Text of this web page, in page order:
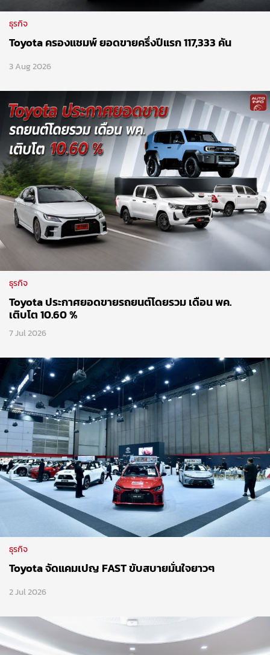
ธุรกิจ
Toyota ครองแชมพ์ ยอดขายครึ่งปีแรก 117,333 คัน
3 Aug 2026
ธุรกิจ
Toyota ประกาศยอดขายรถยนต์โดยรวม เดือน พค.
เติบโต 10.60 %
7 Jul 2026
ธุรกิจ
Toyota จัดแคมเปญ FAST ขับสบายมั่นใจยาวๆ
2 Jul 2026